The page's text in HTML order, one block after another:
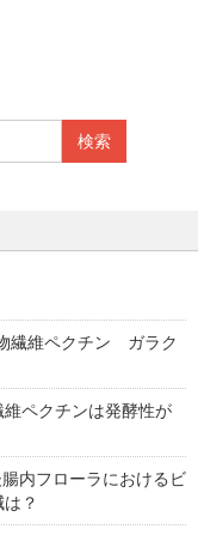
繊維ペクチン ガラク
ペクチンは発酵性が
内フローラにおけるビ
？